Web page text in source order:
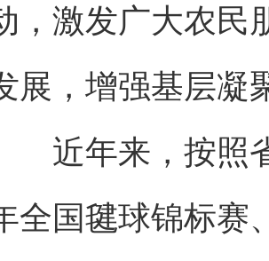
，激发广大农民
展，增强基层凝
近年来，按照省
全国毽球锦标赛